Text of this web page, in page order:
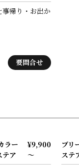
帰り・お出か
要問合せ
ラー
テア
¥9,900
～
ブリ
ステ